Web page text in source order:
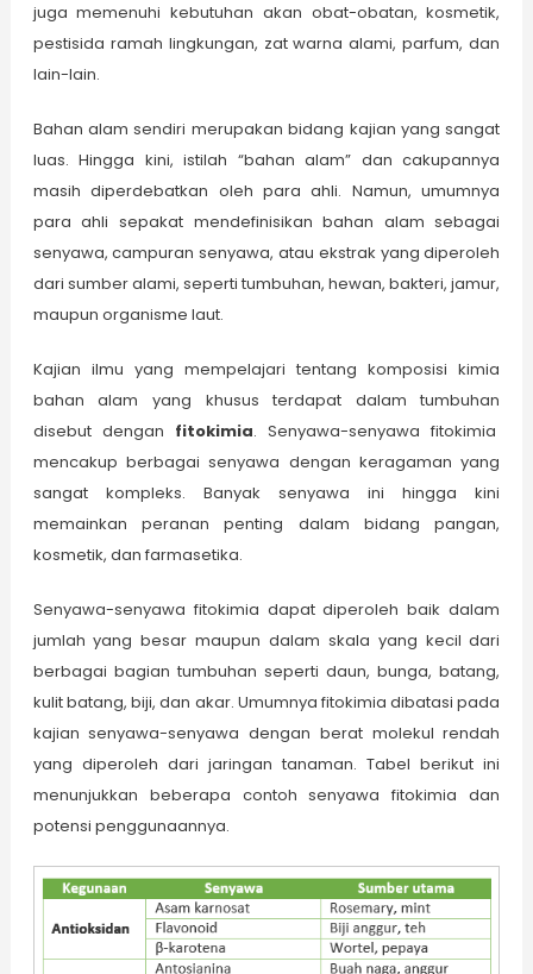
juga memenuhi kebutuhan akan obat-obatan, kosmetik,
pestisida ramah lingkungan, zat warna alami, parfum, dan
lain-lain.
Bahan alam sendiri merupakan bidang kajian yang sangat
luas. Hingga kini, istilah “bahan alam” dan cakupannya
masih diperdebatkan oleh para ahli. Namun, umumnya
para ahli sepakat mendefinisikan bahan alam sebagai
senyawa, campuran senyawa, atau ekstrak yang diperoleh
dari sumber alami, seperti tumbuhan, hewan, bakteri, jamur,
maupun organisme laut.
Kajian ilmu yang mempelajari tentang komposisi kimia
bahan alam yang khusus terdapat dalam tumbuhan
disebut dengan fitokimia. Senyawa-senyawa fitokimia
mencakup berbagai senyawa dengan keragaman yang
sangat kompleks. Banyak senyawa ini hingga kini
memainkan peranan penting dalam bidang pangan,
kosmetik, dan farmasetika.
Senyawa-senyawa fitokimia dapat diperoleh baik dalam
jumlah yang besar maupun dalam skala yang kecil dari
berbagai bagian tumbuhan seperti daun, bunga, batang,
kulit batang, biji, dan akar. Umumnya fitokimia dibatasi pada
kajian senyawa-senyawa dengan berat molekul rendah
yang diperoleh dari jaringan tanaman. Tabel berikut ini
menunjukkan beberapa contoh senyawa fitokimia dan
potensi penggunaannya.